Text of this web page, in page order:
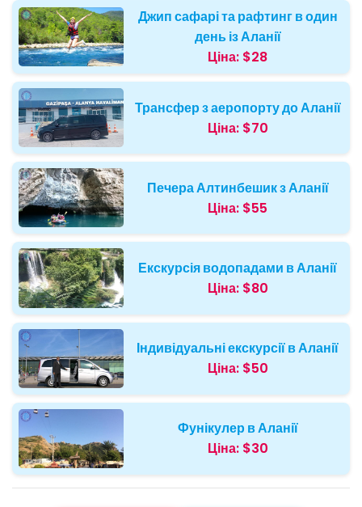
Джип сафарі та рафтинг в один
день із Аланії
Ціна: $28
Трансфер з аеропорту до Аланії
Ціна: $70
Печера Алтинбешик з Аланії
Ціна: $55
Екскурсія водопадами в Аланії
Ціна: $80
Індивідуальні екскурсії в Аланії
Ціна: $50
Фунікулер в Аланії
Ціна: $30